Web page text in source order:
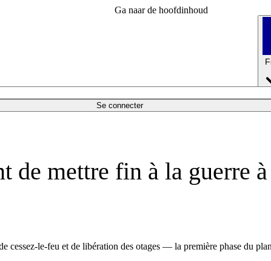
Ga naar de hoofdinhoud
Se connecter
de mettre fin à la guerre
cessez-le-feu et de libération des otages — la première phase du